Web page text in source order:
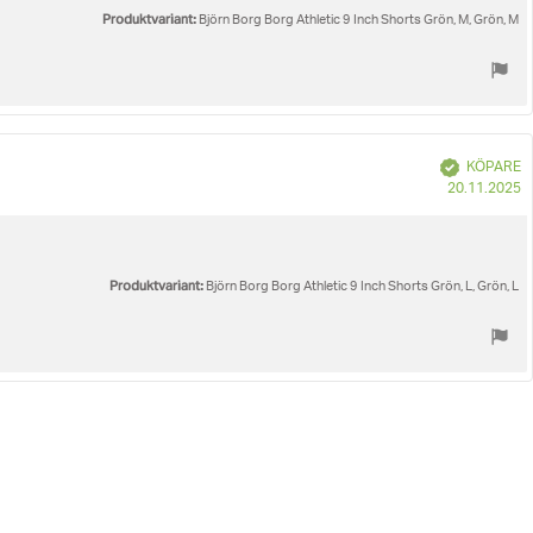
Produktvariant: Björn Borg Borg Athletic 9 Inch Shorts Grön, M, Grön, M
Bekräftad
KÖPARE
20.11.2025
Produktvariant: Björn Borg Borg Athletic 9 Inch Shorts Grön, L, Grön, L